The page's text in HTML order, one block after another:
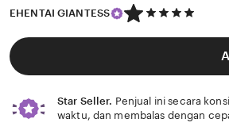
EHENTAI GIANTESS
5
out
of
Star Seller. Penjual ini secara
waktu, dan membalas dengan